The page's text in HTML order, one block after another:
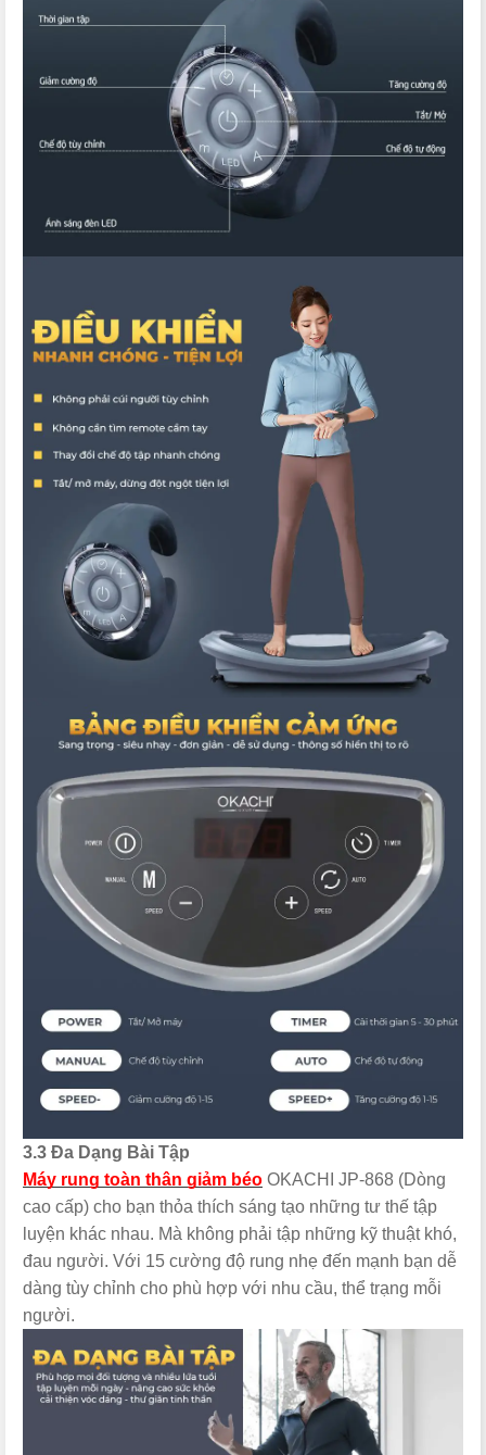
3.3 Đa Dạng Bài Tập
Máy rung toàn thân giảm béo OKACHI JP-868 (Dòng
cao cấp) cho bạn thỏa thích sáng tạo những tư thế tập
luyện khác nhau. Mà không phải tập những kỹ thuật khó,
đau người. Với 15 cường độ rung nhẹ đến mạnh bạn dễ
dàng tùy chỉnh cho phù hợp với nhu cầu, thể trạng mỗi
người.